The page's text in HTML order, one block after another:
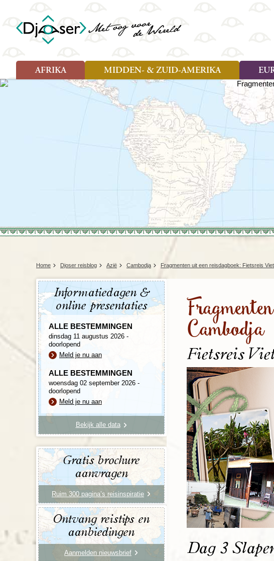
AFRIKA
Landen
Angola
Benin
Botswana
Egypte
Ghana
Kaapverdië
Kenia
Madagaskar
Mozambique
Namibië
Sao Tomé en Principe
Swaziland
Tanzania
Togo
Zambia
Zanzibar
Zimbabwe
MIDDEN- & ZUID-AMERIKA
Soort reizen
Rondreis (25)
Familiereis (11)
Cultuur (9)
Natuur (13)
Belize
Bolivia
Brazilië
Chili
Colombia
Costa Rica
Cuba
Ecuador
El Salvador
Soort
Home Djoser reisblog Azië Cambodja Fragmenten uit een reisdagboek: Fietsreis
Cambodja
Fietsreis
Dag 3
Informatiedagen &
online presentaties
ALLE BESTEMMINGEN
dinsdag 11 augustus 2026 -
doorlopend
Meld je nu aan
ALLE BESTEMMINGEN
woensdag 02 september 2026 -
doorlopend
Meld je nu aan
Bekijk alle data
Gratis brochure
aanvragen
Ruim 300 pagina’s reisinspiratie
Ontvang reistips en
aanbiedingen
Aanmelden nieuwsbrief